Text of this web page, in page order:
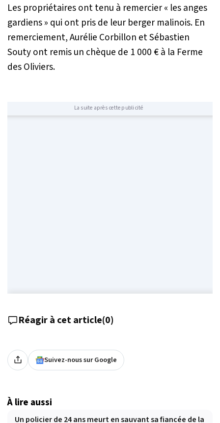
Les propriétaires ont tenu à remercier« les anges
gardiens » qui ont pris de leur berger malinois. En
remerciement, Aurélie Corbillon et Sébastien
Souty ont remis un chèque de 1 000 € à la Ferme
des Oliviers.
La suite après cette publicité
Réagir à cet article(0)
Suivez-nous sur Google
À lire aussi
Un policier de 24 ans meurt en sauvant sa fiancée de la